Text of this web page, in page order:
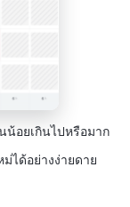
น้อยเกินไปหรือมาก
ได้อย่างง่ายดาย